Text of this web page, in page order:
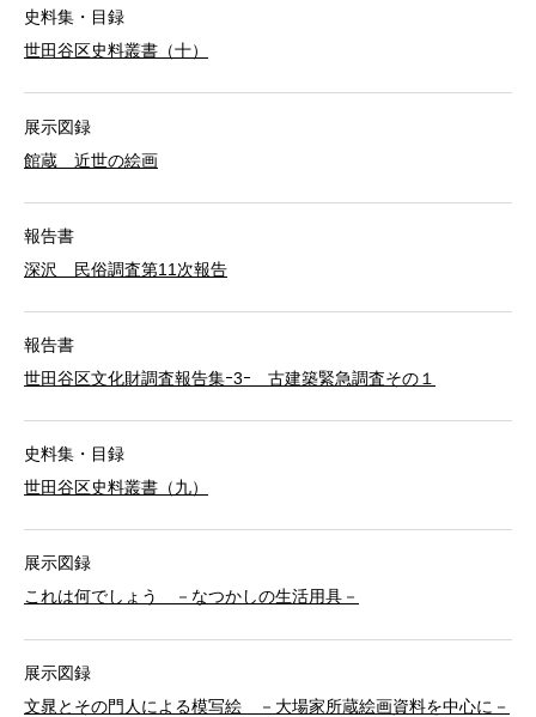
史料集・目録
世田谷区史料叢書（十）
展示図録
館蔵 近世の絵画
報告書
深沢 民俗調査第11次報告
報告書
世田谷区文化財調査報告集ｰ3ｰ 古建築緊急調査その１
史料集・目録
世田谷区史料叢書（九）
展示図録
これは何でしょう －なつかしの生活用具－
展示図録
文晁とその門人による模写絵 －大場家所蔵絵画資料を中心に－